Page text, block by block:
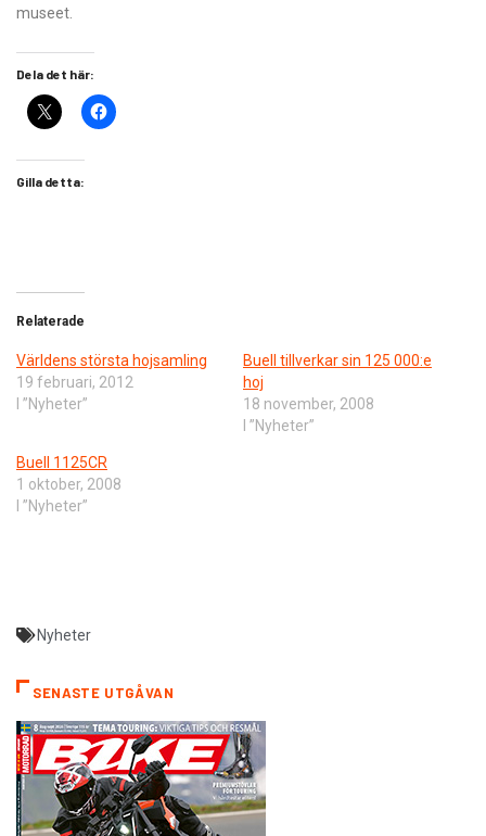
museet.
Dela det här:
Gilla detta:
Relaterade
Världens största hojsamling
19 februari, 2012
I ”Nyheter”
Buell tillverkar sin 125 000:e
hoj
18 november, 2008
I ”Nyheter”
Buell 1125CR
1 oktober, 2008
I ”Nyheter”
Nyheter
SENASTE UTGÅVAN